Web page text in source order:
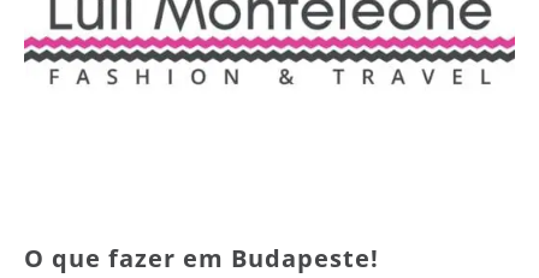
O que fazer em Budapeste!